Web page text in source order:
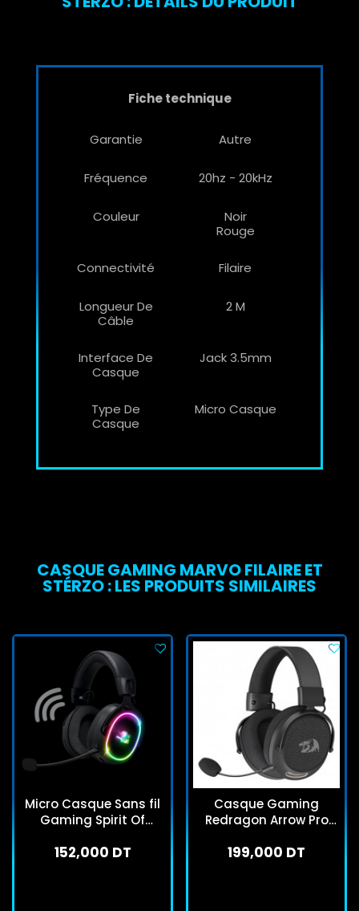
Fiche technique
Garantie Autre
Fréquence 20hz - 20kHz
Couleur
Noir
Rouge
Connectivité Filaire
Longueur De
Câble
2 M
Interface De
Casque
Jack 3.5mm
Type De
Casque
Micro Casque
CASQUE GAMING MARVO FILAIRE ET
STÉRZO : LES PRODUITS SIMILAIRES
Micro Casque Sans fil
Gaming Spirit Of
RGB Noir
152,000 DT
Casque Gaming
Redragon Arrow Pro
199,000 DT